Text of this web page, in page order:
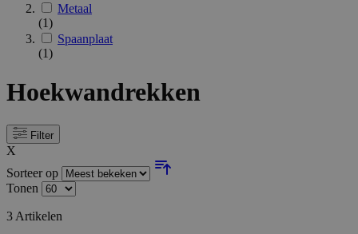
Metaal
(1)
Spaanplaat
(1)
Hoekwandrekken
Filter
X
Sorteer op
Tonen
3 Artikelen